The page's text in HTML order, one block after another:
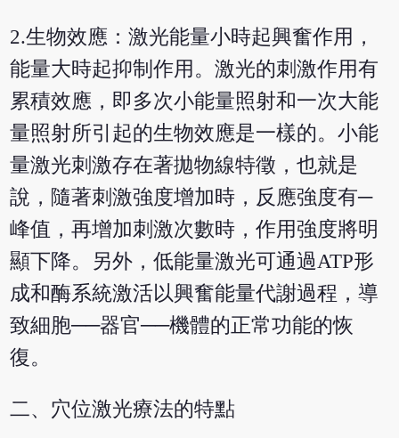
2.生物效應：激光能量小時起興奮作用，
能量大時起抑制作用。激光的刺激作用有
累積效應，即多次小能量照射和一次大能
量照射所引起的生物效應是一樣的。小能
量激光刺激存在著拋物線特徵，也就是
說，隨著刺激強度增加時，反應強度有─
峰值，再增加刺激次數時，作用強度將明
顯下降。另外，低能量激光可通過ATP形
成和酶系統激活以興奮能量代謝過程，導
致細胞──器官──機體的正常功能的恢
復。
二、穴位激光療法的特點